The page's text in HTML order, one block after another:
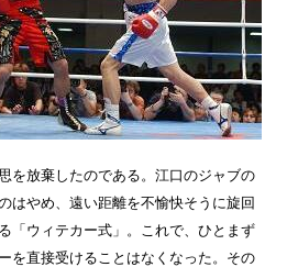
を放棄したのである。江口のジャブの
はやめ、遠い距離を不愉快そうに旋回
「ウィテカー式」。これで、ひとまず
を直接受けることはなくなった。その